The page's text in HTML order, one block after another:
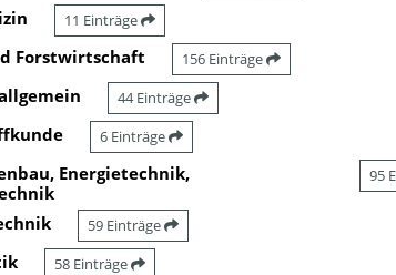
11 Einträge
Forstwirtschaft 156 Einträge
44 Einträge
6 Einträge
Energietechnik,
95
59 Einträge
58 Einträge